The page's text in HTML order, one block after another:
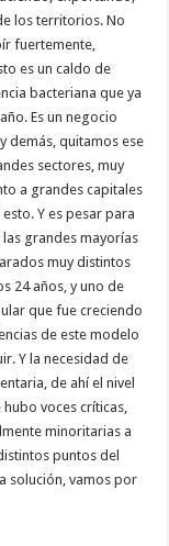
los territorios. No
fuertemente,
es un caldo de
bacteriana que ya
Es un negocio
demás, quitamos ese
sectores, muy
a grandes capitales
Y es pesar para
grandes mayorías
muy distintos
24 años, y uno de
que fue creciendo
de este modelo
Y la necesidad de
de ahí el nivel
voces críticas,
minoritarias a
puntos del
solución, vamos por